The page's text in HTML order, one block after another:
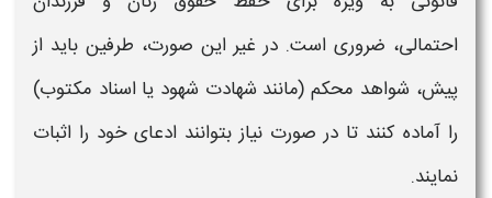
احتمالی، ضروری است. در غیر این صورت، طرفین باید از
پیش، شواهد محکم (مانند شهادت شهود یا اسناد مکتوب)
را آماده کنند تا در صورت نیاز بتوانند ادعای خود را اثبات
نمایند.